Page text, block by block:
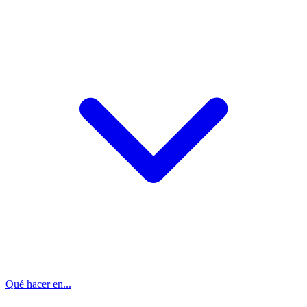
Qué hacer en...